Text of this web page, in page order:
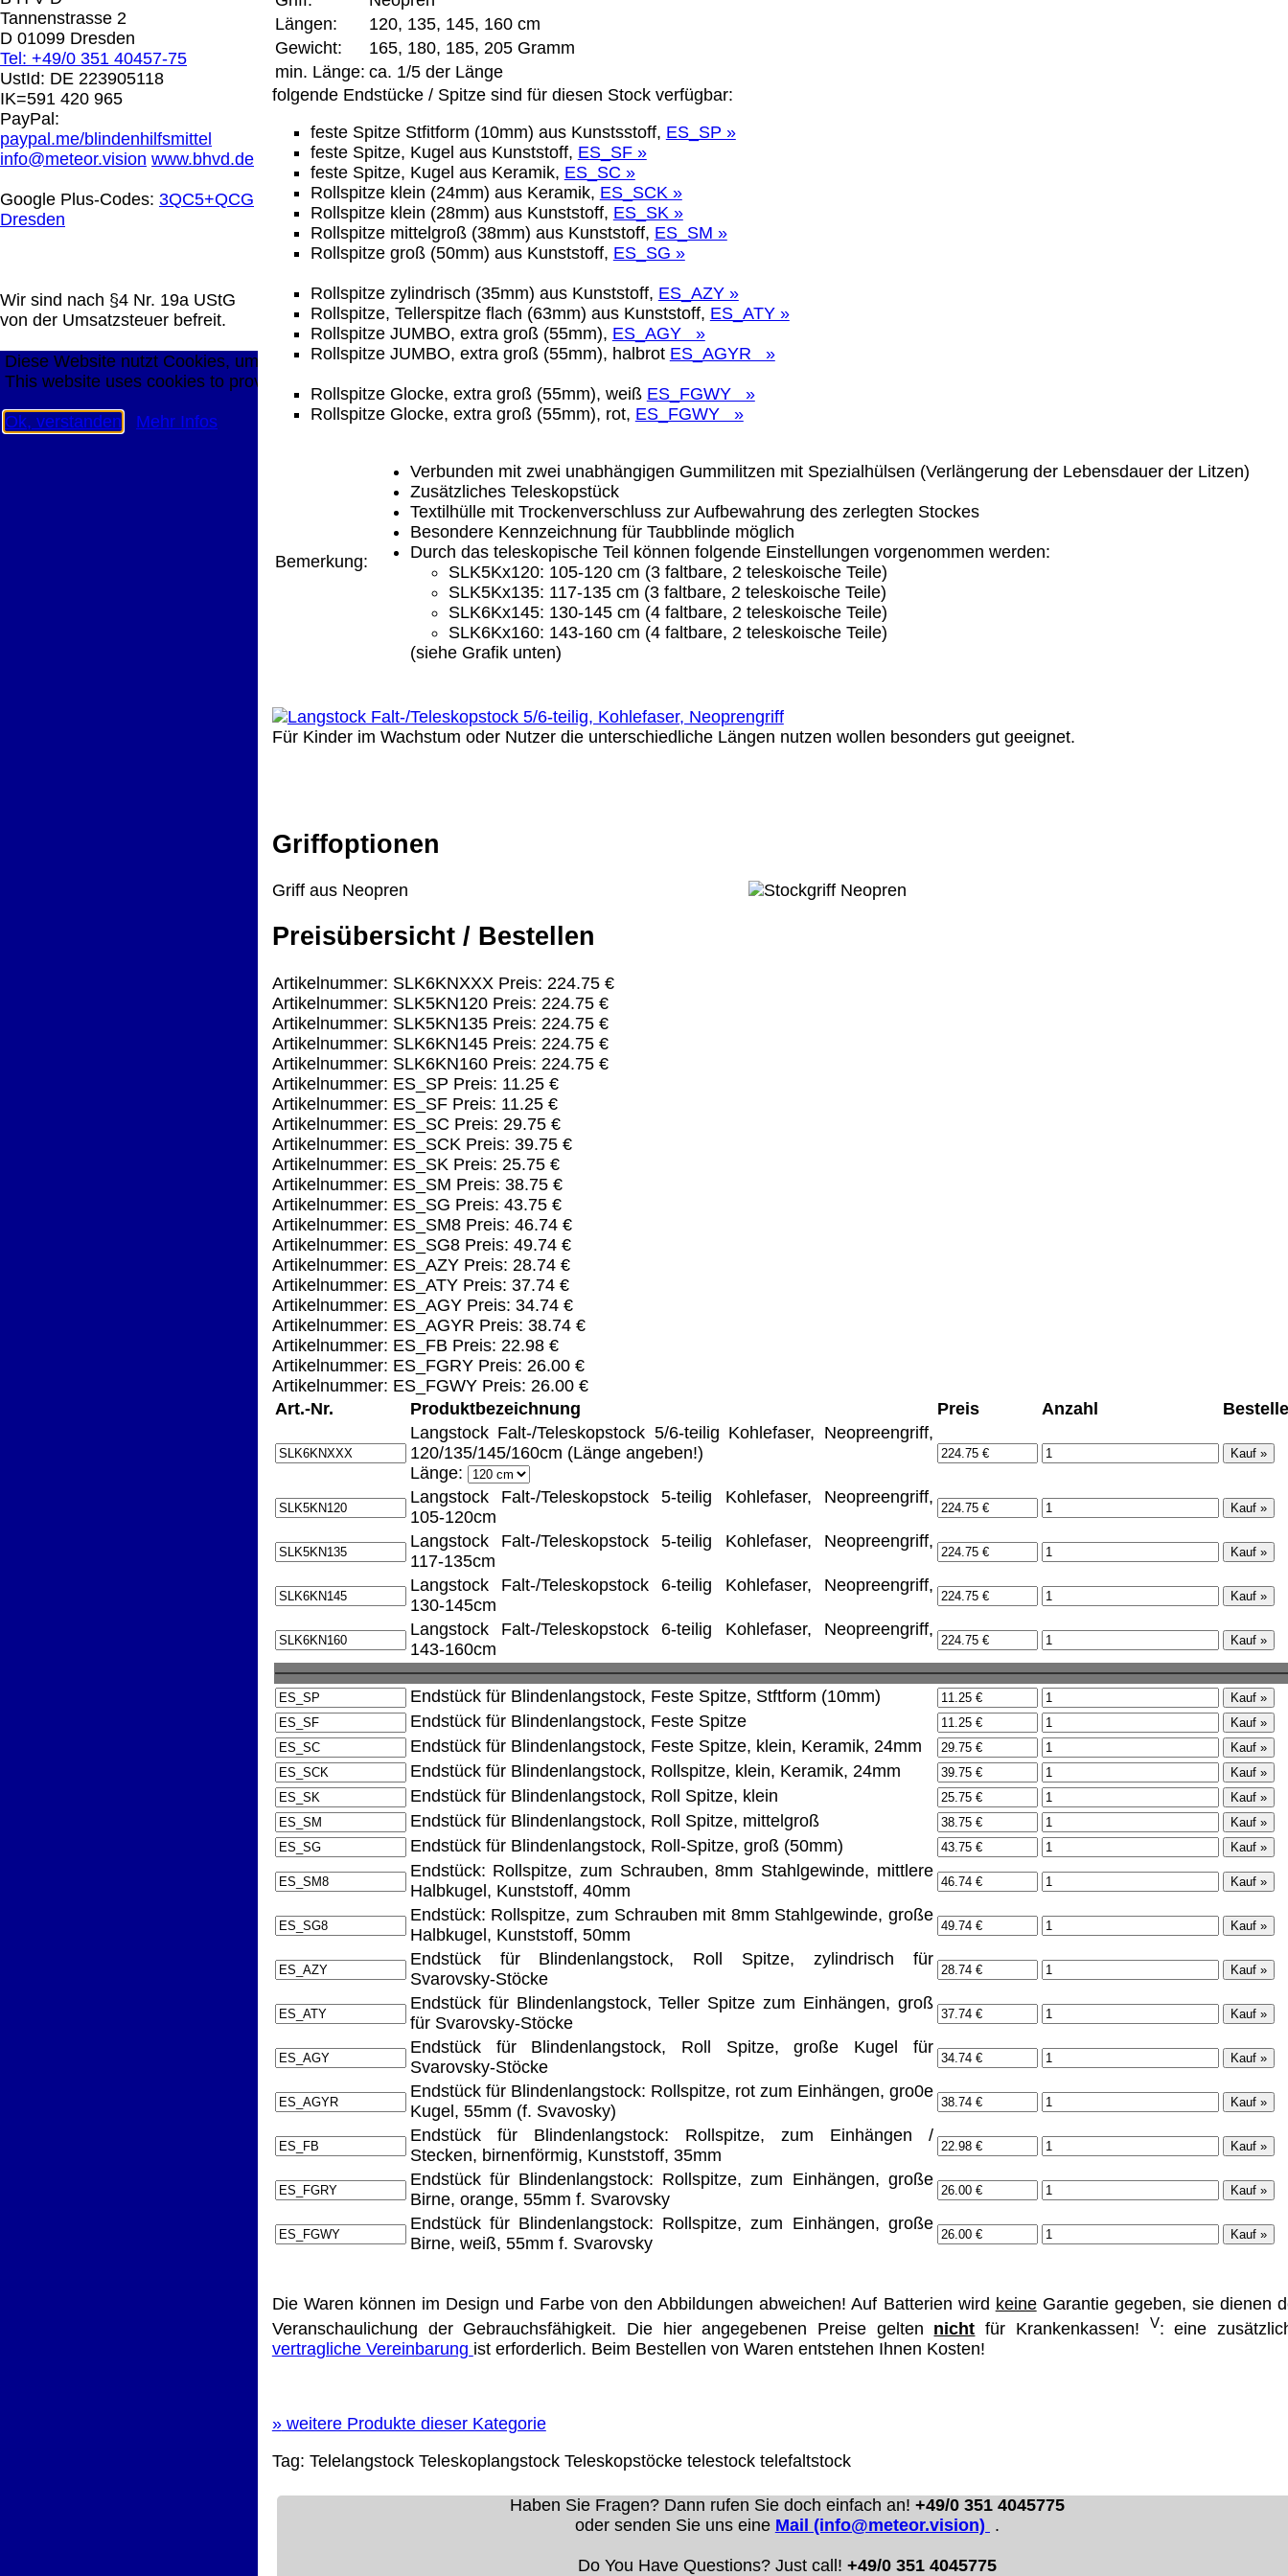
Tannenstrasse 2
D 01099 Dresden
Tel: +49/0 351 40457-75
UstId: DE 223905118
IK=591 420 965
PayPal:
paypal.me/blindenhilfsmittel
info@meteor.vision www.bhvd.de
Google Plus-Codes: 3QC5+QCG
Dresden
Wir sind nach §4 Nr. 19a UStG
von der Umsatzsteuer befreit.
Längen:
120, 135, 145, 160 cm
Gewicht:
165, 180, 185, 205 Gramm
min. Länge: ca. 1/5 der Länge
folgende Endstücke / Spitze sind für diesen Stock verfügbar:
feste Spitze Stfitform (10mm) aus Kunstsstoff, ES_SP »
feste Spitze, Kugel aus Kunststoff, ES_SF »
feste Spitze, Kugel aus Keramik, ES_SC »
Rollspitze klein (24mm) aus Keramik, ES_SCK »
Rollspitze klein (28mm) aus Kunststoff, ES_SK »
Rollspitze mittelgroß (38mm) aus Kunststoff, ES_SM »
Rollspitze groß (50mm) aus Kunststoff, ES_SG »
Rollspitze zylindrisch (35mm) aus Kunststoff, ES_AZY »
Rollspitze, Tellerspitze flach (63mm) aus Kunststoff, ES_ATY »
Rollspitze JUMBO, extra groß (55mm), ES_AGY »
Rollspitze JUMBO, extra groß (55mm), halbrot ES_AGYR »
Rollspitze Glocke, extra groß (55mm), weiß ES_FGWY »
Rollspitze Glocke, extra groß (55mm), rot, ES_FGWY »
Bemerkung:
Verbunden mit zwei unabhängigen Gummilitzen mit Spezialhülsen (Verlängerung der Lebensdauer der Litzen)
Zusätzliches Teleskopstück
Textilhülle mit Trockenverschluss zur Aufbewahrung des zerlegten Stockes
Besondere Kennzeichnung für Taubblinde möglich
Durch das teleskopische Teil können folgende Einstellungen vorgenommen werden:
SLK5Kx120: 105-120 cm (3 faltbare, 2 teleskoische Teile)
SLK5Kx135: 117-135 cm (3 faltbare, 2 teleskoische Teile)
SLK6Kx145: 130-145 cm (4 faltbare, 2 teleskoische Teile)
SLK6Kx160: 143-160 cm (4 faltbare, 2 teleskoische Teile)
(siehe Grafik unten)
Für Kinder im Wachstum oder Nutzer die unterschiedliche Längen nutzen wollen besonders gut geeignet.
Griffoptionen
Griff aus Neopren
Preisübersicht / Bestellen
Artikelnummer: SLK6KNXXX Preis: 224.75 €
Artikelnummer: SLK5KN120 Preis: 224.75 €
Artikelnummer: SLK5KN135 Preis: 224.75 €
Artikelnummer: SLK6KN145 Preis: 224.75 €
Artikelnummer: SLK6KN160 Preis: 224.75 €
Artikelnummer: ES_SP Preis: 11.25 €
Artikelnummer: ES_SF Preis: 11.25 €
Artikelnummer: ES_SC Preis: 29.75 €
Artikelnummer: ES_SCK Preis: 39.75 €
Artikelnummer: ES_SK Preis: 25.75 €
Artikelnummer: ES_SM Preis: 38.75 €
Artikelnummer: ES_SG Preis: 43.75 €
Artikelnummer: ES_SM8 Preis: 46.74 €
Artikelnummer: ES_SG8 Preis: 49.74 €
Artikelnummer: ES_AZY Preis: 28.74 €
Artikelnummer: ES_ATY Preis: 37.74 €
Artikelnummer: ES_AGY Preis: 34.74 €
Artikelnummer: ES_AGYR Preis: 38.74 €
Artikelnummer: ES_FB Preis: 22.98 €
Artikelnummer: ES_FGRY Preis: 26.00 €
Artikelnummer: ES_FGWY Preis: 26.00 €
Art.-Nr.
Produktbezeichnung Preis Anzahl
Langstock Falt-/Teleskopstock 5/6-teilig Kohlefaser, Neopreengriff,
120/135/145/160cm (Länge angeben!)
Länge:
Langstock Falt-/Teleskopstock 5-teilig Kohlefaser, Neopreengriff,
105-120cm
Langstock Falt-/Teleskopstock 5-teilig Kohlefaser, Neopreengriff,
117-135cm
Langstock Falt-/Teleskopstock 6-teilig Kohlefaser, Neopreengriff,
130-145cm
Langstock Falt-/Teleskopstock 6-teilig Kohlefaser, Neopreengriff,
143-160cm
Endstück für Blindenlangstock, Feste Spitze, Stftform (10mm)
Endstück für Blindenlangstock, Feste Spitze
Endstück für Blindenlangstock, Feste Spitze, klein, Keramik, 24mm
Endstück für Blindenlangstock, Rollspitze, klein, Keramik, 24mm
Endstück für Blindenlangstock, Roll Spitze, klein
Endstück für Blindenlangstock, Roll Spitze, mittelgroß
Endstück für Blindenlangstock, Roll-Spitze, groß (50mm)
Endstück: Rollspitze, zum Schrauben, 8mm Stahlgewinde, mittlere
Halbkugel, Kunststoff, 40mm
Endstück: Rollspitze, zum Schrauben mit 8mm Stahlgewinde, große
Halbkugel, Kunststoff, 50mm
Endstück für Blindenlangstock, Roll Spitze, zylindrisch für
Svarovsky-Stöcke
Endstück für Blindenlangstock, Teller Spitze zum Einhängen, groß
für Svarovsky-Stöcke
Endstück für Blindenlangstock, Roll Spitze, große Kugel für
Svarovsky-Stöcke
Endstück für Blindenlangstock: Rollspitze, rot zum Einhängen, gro0e
Kugel, 55mm (f. Svavosky)
Endstück für Blindenlangstock: Rollspitze, zum Einhängen /
Stecken, birnenförmig, Kunststoff, 35mm
Endstück für Blindenlangstock: Rollspitze, zum Einhängen, große
Birne, orange, 55mm f. Svarovsky
Endstück für Blindenlangstock: Rollspitze, zum Einhängen, große
Birne, weiß, 55mm f. Svarovsky
Die Waren können im Design und Farbe von den Abbildungen abweichen! Auf Batterien wird keineGarantie gegeben, sie dienen
Veranschaulichung der Gebrauchsfähigkeit. Die hier angegebenen Preise gelten nicht für Krankenkassen! V: eine
vertragliche Vereinbarung ist erforderlich. Beim Bestellen von Waren entstehen Ihnen Kosten!
»weitere Produkte dieser Kategorie
Tag: TelelangstockTeleskoplangstockTeleskopstöcketelestocktelefaltstock
Haben Sie Fragen? Dann rufen Sie doch einfach an! +49/0 351 4045775
oder senden Sie uns eine Mail (info@meteor.vision) .
Do You Have Questions? Just call! +49/0 351 4045775
0.00 €
Die in diesem Dokument genannten Warenzeichen sind Eigentum der jeweiligen Firmen. Preisänderungen, Irrtümer und
technische Änderungen vorbehalten.
letzte Änderung: 26. Januar 2026 Blinden Hilfsmittel Vertrieb Dresden,
Mit einem Urteil vom 12.05.1998 - 312 O 85/98 - Haftung für Links hat das Landgericht Hamburg entschieden, dass man durch
die Anbringung eines Links, die Inhalte der gelinkten Seite ggf. mit zu verantworten hat. Dieses kann nur dadurch verhindert
werden, dass man sich ausdrücklich von diesen Inhalten distanziert. Hiermit distanzieren wir uns ausdrücklich von allen Inhalten,
aller gelinkten Seiten auf unserer Homepage und machen uns diese Inhalte nicht zu eigen. Diese Erklärung gilt für alle auf
unserer Homepage angebrachten Links.
Die Europäische Kommission stellt eine Plattform zur Online-Streitbeilegung (OS) bereit. Die Plattform finden Sie unter
Seitenanfang
Impressum AGB Widerruf Datenschutz Urheberrechte Kontakt Links Katalog (PDF)
große Anzeige Schließen X
Diese Website nutzt Cookies, um bestmögliche Funktionalität bieten zu können.
This website uses cookies to provide the best possible functionality.
Ok, verstanden Mehr Infos